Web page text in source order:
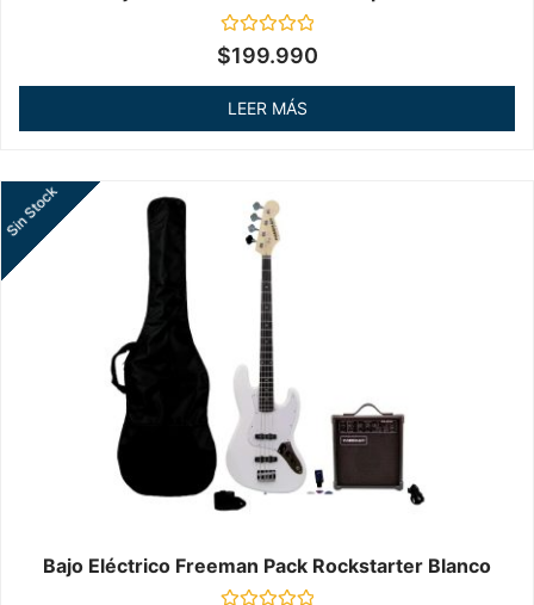
Valorado
en
$199.990
LEER MÁS
Bajo Eléctrico Freeman Pack Rockstarter Blanco
Sin Stock